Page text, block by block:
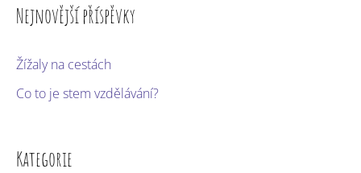
Nejnovější příspěvky
Žížaly na cestách
Co to je stem vzdělávání?
Kategorie